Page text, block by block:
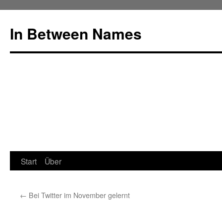
In Between Names
Springe
Inhalt
Start Über
← Bei Twitter im November gelernt